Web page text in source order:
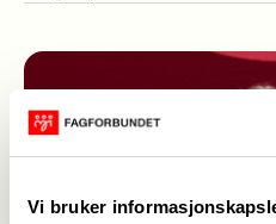
Vi bruker